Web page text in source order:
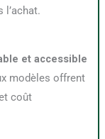
l’achat.
et accessible
modèles offrent
coût